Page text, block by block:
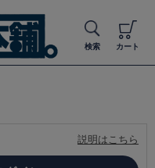
検索 カート
説明はこちら